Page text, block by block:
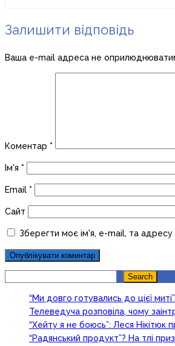
Залишити відповідь
Ваша e-mail адреса не
Коментар *
Ім'я *
Email *
Сайт
Зберегти моє ім'я, e-mail, та
Search
“Ми довго готувались до цієї
Телеведуча розповіла, чому
“Хейту я не боюсь”: Леся Нікітюк
“Радянський продукт”? На тлі